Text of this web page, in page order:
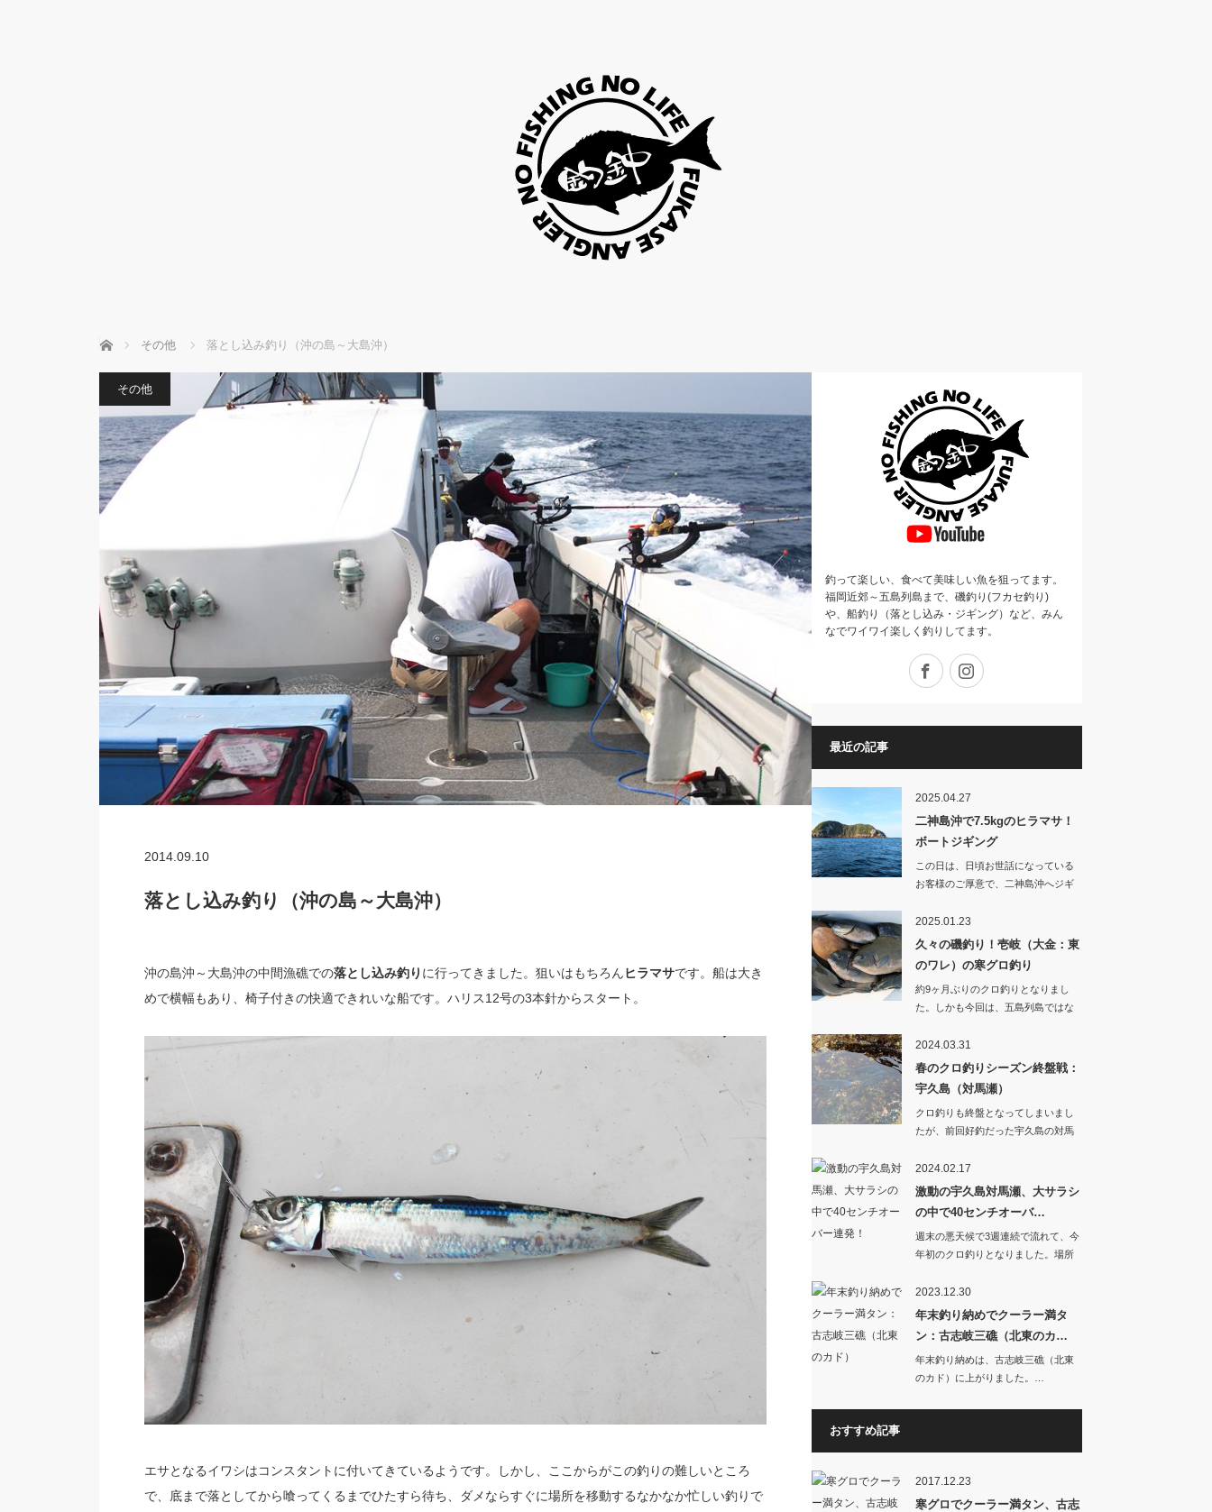
ホーム その他 落とし込み釣り（沖の島～大島沖）
その他
2014.09.10
落とし込み釣り（沖の島～大島沖）
沖の島沖～大島沖の中間漁礁での落とし込み釣り に行ってきました。狙いはもちろんヒラマサです。船は大き
めで横幅もあり、椅子付きの快適できれいな船です。ハリス12号の3本針からスタート。
エサとなるイワシはコンスタントに付いてきているようです。しかし、ここからがこの釣りの難しいところ
で、底まで落としてから喰ってくるまでひたすら待ち、ダメならすぐに場所を移動するなかなか忙しい釣りで
釣って楽しい、食べて美味しい魚を狙ってます。
福岡近郊～五島列島まで、磯釣り(フカセ釣り)
や、船釣り（落とし込み・ジギング）など、みん
なでワイワイ楽しく釣りしてます。
Facebook
最近の記事
2025.04.27
二神島沖で7.5kgのヒラマサ！
ボートジギング
この日は、日頃お世話になっている
お客様のご厚意で、二神島沖へジギ
2025.01.23
久々の磯釣り！壱岐（大金：東
のワレ）の寒グロ釣り
約9ヶ月ぶりのクロ釣りとなりまし
た。しかも今回は、五島列島ではな
2024.03.31
春のクロ釣りシーズン終盤戦：
宇久島（対馬瀬）
クロ釣りも終盤となってしまいまし
たが、前回好釣だった宇久島の対馬
2024.02.17
激動の宇久島対馬瀬、大サラシ
の中で40センチオーバ…
週末の悪天候で3週連続で流れて、今
年初のクロ釣りとなりました。場所
2023.12.30
年末釣り納めでクーラー満タ
ン：古志岐三礁（北東のカ…
年末釣り納めは、古志岐三礁（北東
のカド）に上がりました。…
おすすめ記事
2017.12.23
寒グロでクーラー満タン、古志